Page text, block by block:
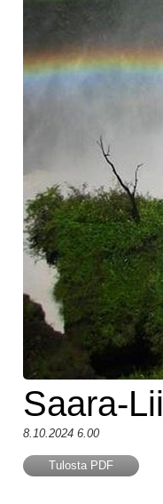
Saara-
8.10.2024 6.00
Tulosta PDF